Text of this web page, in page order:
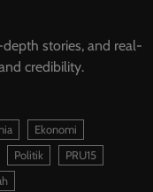
stories, and real-
credibility.
Ekonomi
Politik
PRU15